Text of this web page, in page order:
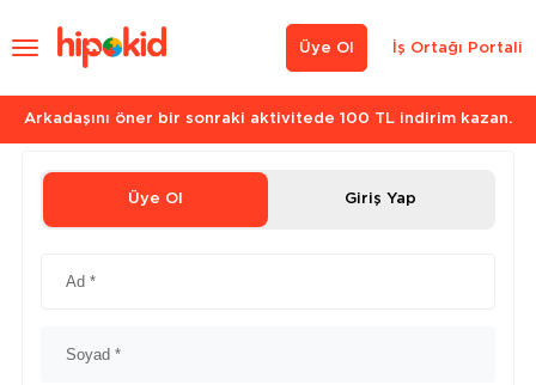
İş Ortağı Portali
Üye Ol
Arkadaşını öner bir sonraki aktivitede 100 TL indirim kazan.
Üye Ol Giriş Yap